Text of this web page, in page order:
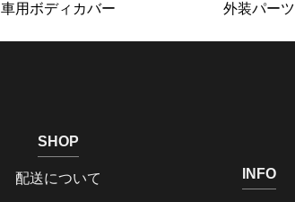
車用ボディカバー 外装パーツ
SHOP
配送について INFO